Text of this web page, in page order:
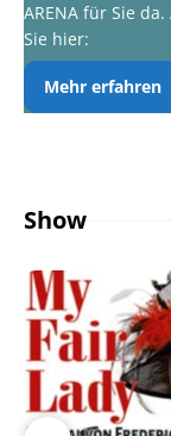
ARENA für Sie
Sie hier:
Mehr erfahren
Show